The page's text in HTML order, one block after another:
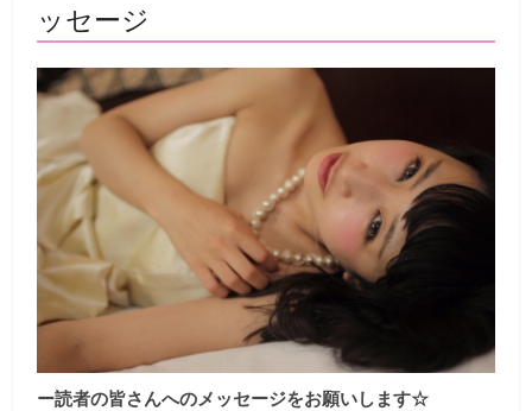
ッセージ
ー読者の皆さんへのメッセージをお願いします☆